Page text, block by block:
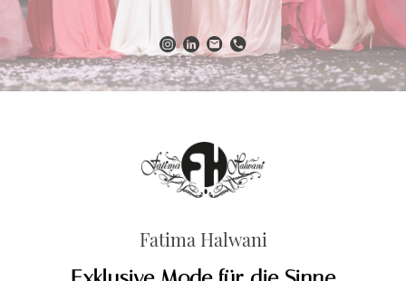
Fatima Halwani